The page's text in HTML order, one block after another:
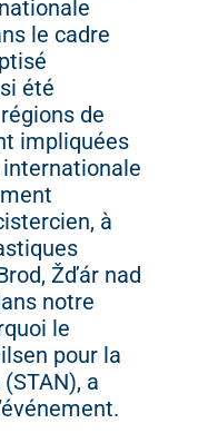
le cadre
été
de
impliquées
à
Žďár nad
notre
le
pour la
a